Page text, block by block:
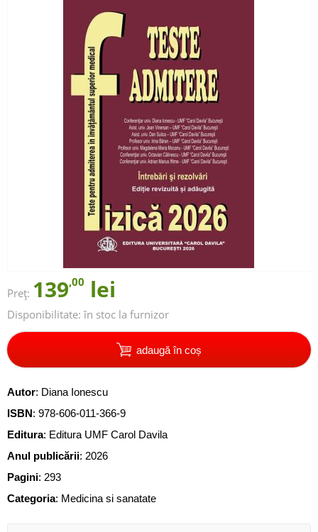
Preț: 139,00 lei
Disponibilitate: în stoc la furnizor
adaugă în coș
Autor: Diana Ionescu
ISBN: 978-606-011-366-9
Editura: Editura UMF Carol Davila
Anul publicării: 2026
Pagini: 293
Categoria: Medicina si sanatate